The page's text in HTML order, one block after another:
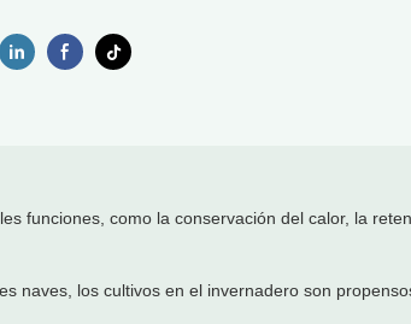
funciones, como la conservación del calor, la
naves, los cultivos en el invernadero son